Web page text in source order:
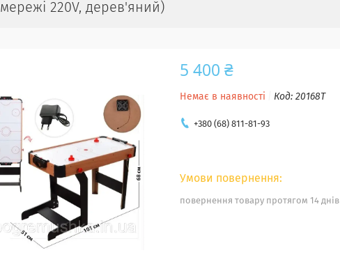
мережі 220V, дерев'яний)
5 400 ₴
Немає в наявності Код: 20168T
+380 (68) 811-81-93
повернення товару протягом 14 днів